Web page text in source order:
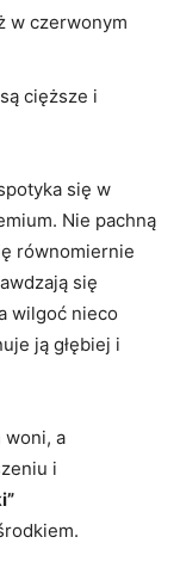
w czerwonym
cięższe i
się w
Nie pachną
równomiernie
się
wilgoć nieco
ją głębiej i
a
i